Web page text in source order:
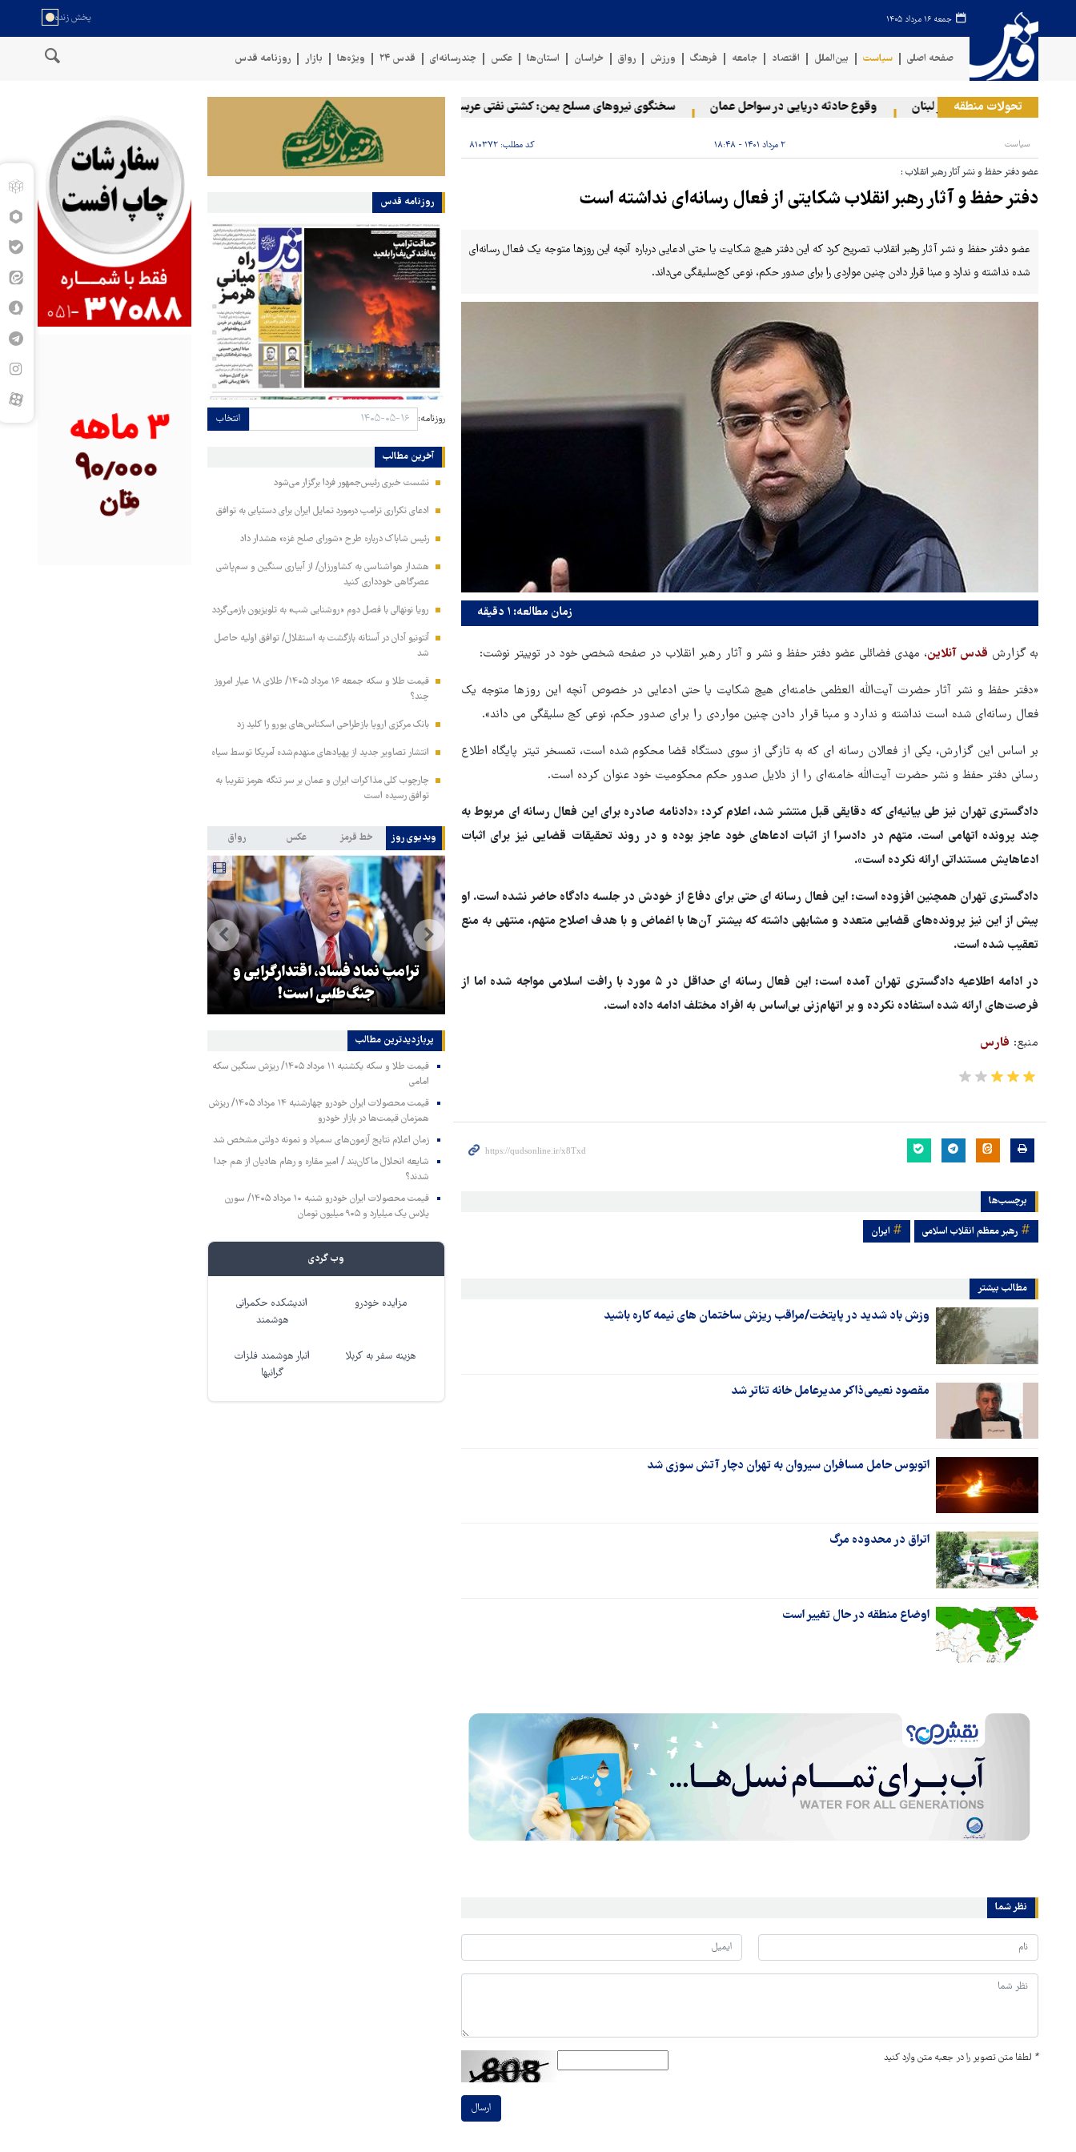
جمعه ۱۶ مرداد ۱۴۰۵
صفحه اصلی سیاست بین‌الملل اقتصاد جامعه فرهنگ ورزش رواق خراسان استان‌ها عکس چندرسانه‌ای قدس ۲۴ ویژه‌ها بازار روزنامه قدس
تحولات منطقه
به دو منطقه در لبنان وقوع حادثه دریایی در سواحل عمان سخنگوی نیروهای مسلح یمن: کشتی نفتی عربستان را با موشک بالستیک هدف قرار دادیم
سیاست ۲ مرداد ۱۴۰۱ - ۱۸:۴۸ کد مطلب: ۸۱۰۳۷۲
عضو دفتر حفظ و نشر آثار رهبر انقلاب :
دفتر حفظ و آثار رهبر انقلاب شکایتی از فعال رسانه‌ای نداشته است
عضو دفتر حفظ و نشر آثار رهبر انقلاب تصریح کرد که این دفتر هیچ شکایت یا حتی ادعایی درباره آنچه این روزها متوجه یک فعال رسانه‌ای
شده نداشته و ندارد و مبنا قرار دادن چنین مواردی را برای صدور حکم، نوعی کج‌سلیقگی می‌داند.
زمان مطالعه: ۱ دقیقه
به گزارش قدس آنلاین، مهدی فضائلی عضو دفتر حفظ و نشر و آثار رهبر انقلاب در صفحه شخصی خود در توییتر نوشت:
«دفتر حفظ و نشر آثار حضرت آیت‌الله العظمی خامنه‌ای هیچ شکایت یا حتی ادعایی در خصوص آنچه این روزها متوجه یک
فعال رسانه‌ای شده است نداشته و ندارد و مبنا قرار دادن چنین مواردی را برای صدور حکم، نوعی کج سلیقگی می داند».
بر اساس این گزارش، یکی از فعالان رسانه ای که به تازگی از سوی دستگاه قضا محکوم شده است، تمسخر تیتر پایگاه اطلاع
رسانی دفتر حفظ و نشر حضرت آیت‌الله خامنه‌ای را از دلایل صدور حکم محکومیت خود عنوان کرده است.
دادگستری تهران نیز طی بیانیه‌ای که دقایقی قبل منتشر شد، اعلام کرد: «دادنامه صادره برای این فعال رسانه ای مربوط به
چند پرونده اتهامی است. متهم در دادسرا از اثبات ادعاهای خود عاجز بوده و در روند تحقیقات قضایی نیز برای اثبات
ادعاهایش مستنداتی ارائه نکرده است».
دادگستری تهران همچنین افزوده است: این فعال رسانه ای حتی برای دفاع از خودش در جلسه دادگاه حاضر نشده است. او
پیش از این نیز پرونده‌های قضایی متعدد و مشابهی داشته که بیشتر آن‌ها با اغماض و با هدف اصلاح متهم، منتهی به منع
تعقیب شده است.
در ادامه اطلاعیه دادگستری تهران آمده است: این فعال رسانه ای حداقل در ۵ مورد با رافت اسلامی مواجه شده اما از
فرصت‌های ارائه شده استفاده نکرده و بر اتهام‌زنی بی‌اساس به افراد مختلف ادامه داده است.
منبع: فارس
برچسب‌ها
رهبر معظم انقلاب اسلامی ایران
مطالب بیشتر
وزش باد شدید در پایتخت/مراقب ریزش ساختمان های نیمه کاره باشید
مقصود نعیمی‌ذاکر مدیرعامل خانه تئاتر شد
اتوبوس حامل مسافران سیروان به تهران دچار آتش سوزی شد
اتراق در محدوده مرگ
اوضاع منطقه در حال تغییر است
نظر شما
* لطفا متن تصویر را در جعبه متن وارد کنید
ارسال
روزنامه قدس
روزنامه: انتخاب
آخرین مطالب
نشست خبری رئیس‌جمهور فردا برگزار می‌شود
ادعای تکراری ترامپ درمورد تمایل ایران برای دستیابی به توافق
رئیس شاباک درباره طرح «شورای صلح غزه» هشدار داد
هشدار هواشناسی به کشاورزان/ از آبیاری سنگین و سم‌پاشی
عصرگاهی خودداری کنید
رویا نونهالی با فصل دوم «روشنایی شب» به تلویزیون بازمی‌گردد
آنتونیو آدان در آستانه بازگشت به استقلال/ توافق اولیه حاصل
شد
قیمت طلا و سکه جمعه ۱۶ مرداد ۱۴۰۵/ طلای ۱۸ عیار امروز
چند؟
بانک مرکزی اروپا بازطراحی اسکناس‌های یورو را کلید زد
انتشار تصاویر جدید از پهپادهای منهدم‌شده آمریکا توسط سپاه
چارچوب کلی مذاکرات ایران و عمان بر سر تنگه هرمز تقریبا به
توافق رسیده است
ویدیوی روز خط قرمز عکس رواق
هماهنگی محور مقاومت، آمریکا را
در منطقه درمانده کرد
ترامپ نماد فساد، اقتدارگرایی و
جنگ‌طلبی است!
پربازدیدترین‌ مطالب
قیمت طلا و سکه یکشنبه ۱۱ مرداد ۱۴۰۵/ ریزش سنگین سکه
امامی
قیمت محصولات ایران خودرو چهارشنبه ۱۴ مرداد ۱۴۰۵/ ریزش
همزمان قیمت‌ها در بازار خودرو
زمان اعلام نتایج آزمون‌های سمپاد و نمونه دولتی مشخص شد
شایعه انحلال ماکان‌بند / امیر مقاره و رهام هادیان از هم جدا
شدند؟
قیمت محصولات ایران خودرو شنبه ۱۰ مرداد ۱۴۰۵/ سورن
پلاس یک میلیارد و ۹۰۵ میلیون تومان
وب گردی
مزایده خودرو
اندیشکده حکمرانی
هوشمند
هزینه سفر به کربلا
انبار هوشمند فلزات
گرانبها